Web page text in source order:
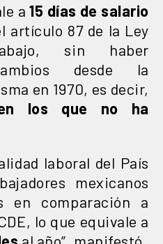
a 15 días de salario
artículo 87 de la Ley
sin haber
desde la
en 1970, es decir,
los que no ha
laboral del País
mexicanos
en comparación a
lo que equivale a
al año”, manifestó.